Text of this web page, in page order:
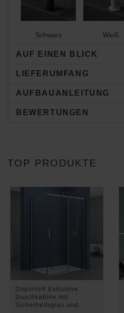
Schwarz Weiß
AUF EINEN BLICK
LIEFERUMFANG
AUFBAUANLEITUNG
BEWERTUNGEN
TOP PRODUKTE
Doporro® Exklusive
Duschkabine mit
Sicherheitsglas und